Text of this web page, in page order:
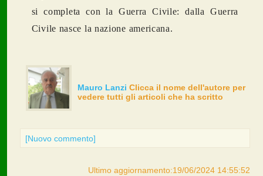
si completa con la Guerra Civile: dalla Guerra
Civile nasce la nazione americana.
Mauro Lanzi Clicca il nome dell'autore per
vedere tutti gli articoli che ha scritto
[Nuovo commento]
Ultimo aggiornamento:19/06/2024 14:55:52